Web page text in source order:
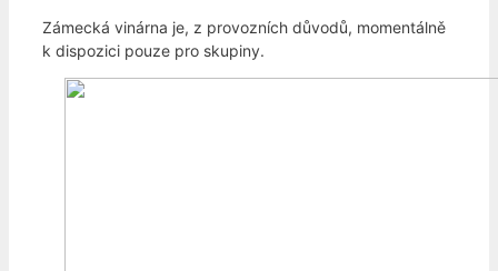
Zámecká vinárna je, z provozních důvodů, momentálně
k dispozici pouze pro skupiny.